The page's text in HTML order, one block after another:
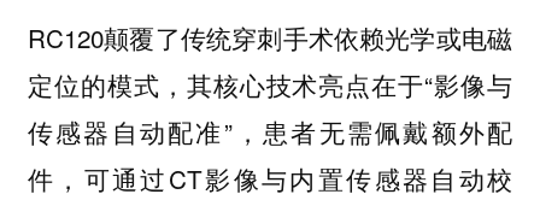
RC120颠覆了传统穿刺手术依赖光学或电磁
定位的模式，其核心技术亮点在于“影像与
传感器自动配准”，患者无需佩戴额外配
件，可通过CT影像与内置传感器自动校